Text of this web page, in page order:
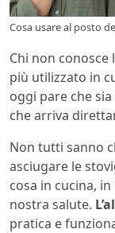
Cosa usare al posto
Chi non conosce
più utilizzato in
oggi pare che
che arriva
Non tutti sanno
asciugare le
cosa in cucina,
nostra salute.
pratica e